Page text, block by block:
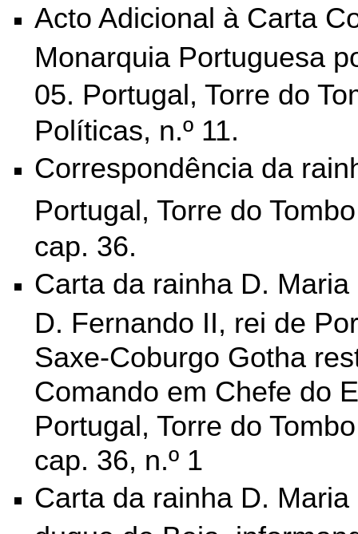
Acto Adicional à Carta
Monarquia Portuguesa
05. Portugal, Torre do
Políticas, n.º 11.
Correspondência da
Portugal, Torre do
cap. 36.
Carta da rainha D.
D. Fernando II, rei de
Saxe-Coburgo Gotha
Comando em Chefe do
Portugal, Torre do
cap. 36, n.º 1
Carta da rainha D.